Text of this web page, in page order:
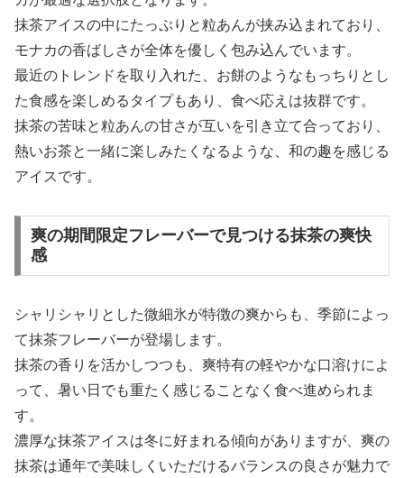
抹茶アイスの中にたっぷりと粒あんが挟み込まれており、
モナカの香ばしさが全体を優しく包み込んでいます。
最近のトレンドを取り入れた、お餅のようなもっちりとし
た食感を楽しめるタイプもあり、食べ応えは抜群です。
抹茶の苦味と粒あんの甘さが互いを引き立て合っており、
熱いお茶と一緒に楽しみたくなるような、和の趣を感じる
アイスです。
爽の期間限定フレーバーで見つける抹茶の爽快
感
シャリシャリとした微細氷が特徴の爽からも、季節によっ
て抹茶フレーバーが登場します。
抹茶の香りを活かしつつも、爽特有の軽やかな口溶けによ
って、暑い日でも重たく感じることなく食べ進められま
す。
濃厚な抹茶アイスは冬に好まれる傾向がありますが、爽の
抹茶は通年で美味しくいただけるバランスの良さが魅力で